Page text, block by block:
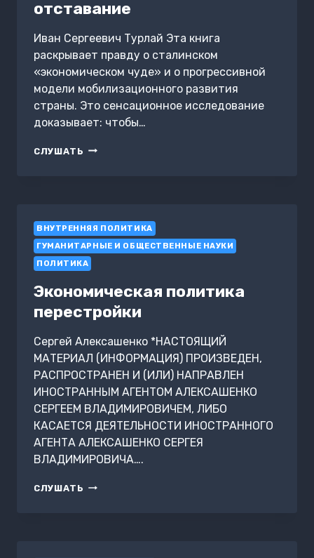
отставание
Иван Сергеевич Турлай Эта книга
раскрывает правду о сталинском
«экономическом чуде» и о прогрессивной
модели мобилизационного развития
страны. Это сенсационное исследование
доказывает: чтобы…
СЛУШАТЬ УРОК
ЛУКАШЕНКО,
ИЛИ
КАК
ПРЕОДОЛЕТЬ
ОТСТАВАНИЕ
ВНУТРЕННЯЯ ПОЛИТИКА
ГУМАНИТАРНЫЕ И ОБЩЕСТВЕННЫЕ НАУКИ
ПОЛИТИКА
Экономическая политика
перестройки
Сергей Алексашенко *НАСТОЯЩИЙ
МАТЕРИАЛ (ИНФОРМАЦИЯ) ПРОИЗВЕДЕН,
РАСПРОСТРАНЕН И (ИЛИ) НАПРАВЛЕН
ИНОСТРАННЫМ АГЕНТОМ АЛЕКСАШЕНКО
СЕРГЕЕМ ВЛАДИМИРОВИЧЕМ, ЛИБО
КАСАЕТСЯ ДЕЯТЕЛЬНОСТИ ИНОСТРАННОГО
АГЕНТА АЛЕКСАШЕНКО СЕРГЕЯ
ВЛАДИМИРОВИЧА….
СЛУШАТЬ ЭКОНОМИЧЕСКАЯ